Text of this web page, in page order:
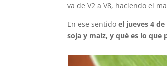
va de V2 a V8, haciendo el
En ese sentidoel jueves 4
soja y maíz, y qué es lo